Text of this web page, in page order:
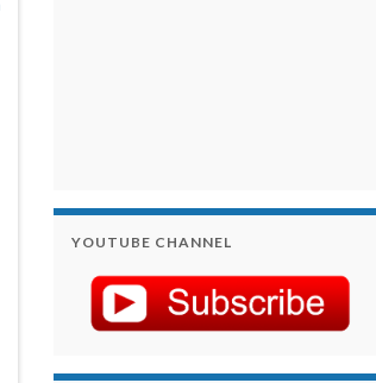
YOUTUBE CHANNEL